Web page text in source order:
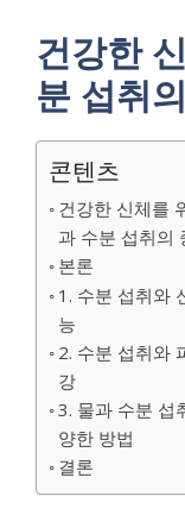
건강한
분 섭취
콘텐츠
건강한 신체를
과 수분 섭취의
본론
1. 수분 섭취와
능
2. 수분 섭취와
강
3. 물과 수분 섭
양한 방법
결론